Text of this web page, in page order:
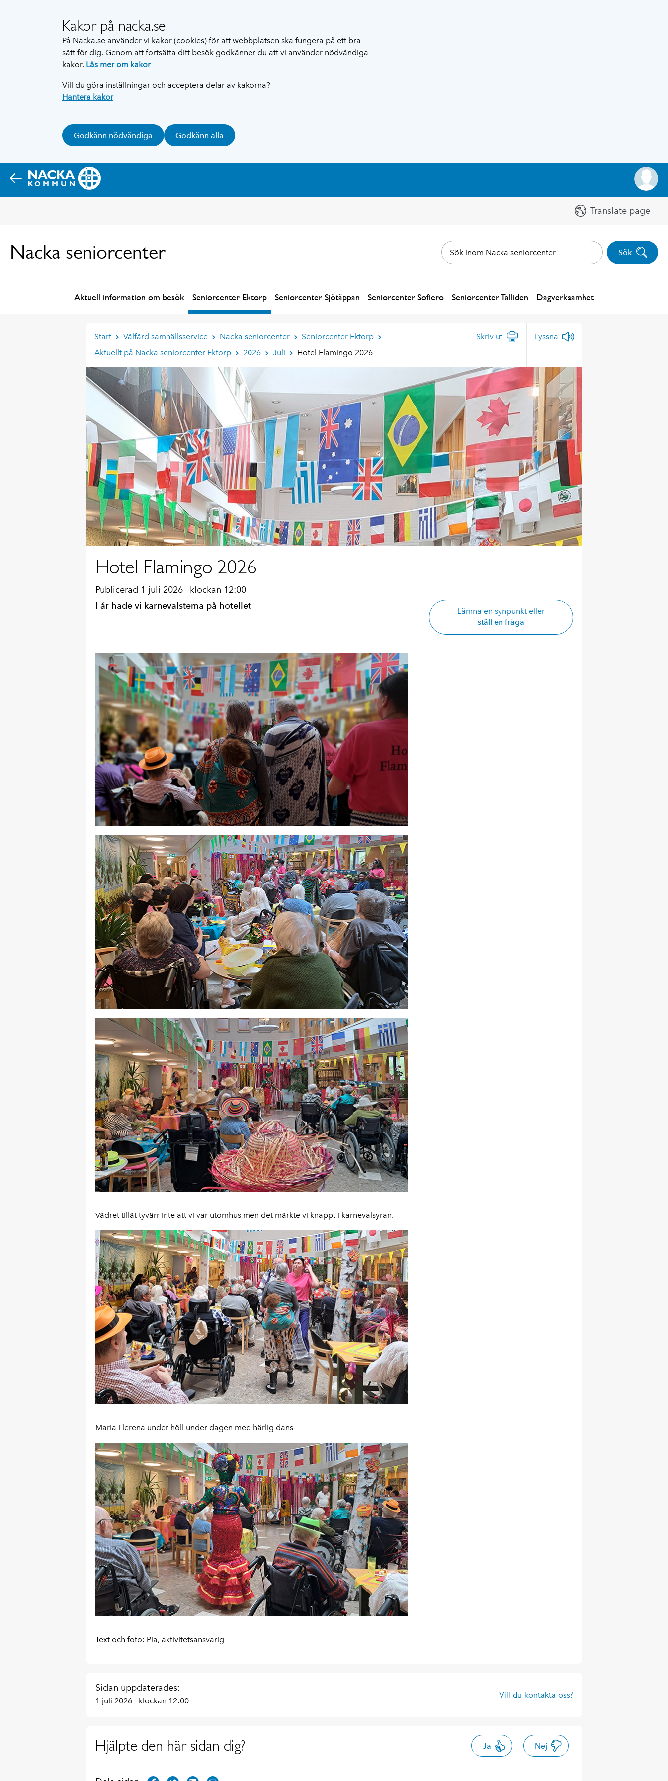
Kakor på nacka.se
På Nacka.se använder vi kakor (cookies) för att webbplatsen ska fungera på ett bra
sätt för dig. Genom att fortsätta ditt besök godkänner du att vi använder nödvändiga
kakor. Läs mer om kakor
Vill du göra inställningar och acceptera delar av kakorna?
Hantera kakor
Godkänn nödvändiga Godkänn alla
Translate page
Nacka seniorcenter Sök
Aktuell information om besök Seniorcenter Ektorp Seniorcenter Sjötäppan Seniorcenter Sofiero Seniorcenter Talliden Dagverksamhet
Start Välfärd samhällsservice Nacka seniorcenter
Seniorcenter Ektorp
Aktuellt på Nacka seniorcenter Ektorp
2026 Juli Hotel Flamingo 2026
Skriv ut Lyssna
Hotel Flamingo 2026
Publicerad 1 juli 2026 klockan 12:00
I år hade vi karnevalstema på hotellet
Lämna en synpunkt eller
ställ en fråga
Vädret tillät tyvärr inte att vi var utomhus men det märkte vi knappt i karnevalsyran.
Maria Llerena under höll under dagen med härlig dans
Text och foto: Pia, aktivitetsansvarig
Sidan uppdaterades:
1 juli 2026 klockan 12:00
Vill du kontakta oss?
Hjälpte den här sidan dig? Ja Nej